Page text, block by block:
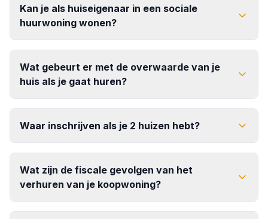
Kan je als huiseigenaar in een sociale
huurwoning wonen?
Wat gebeurt er met de overwaarde van je
huis als je gaat huren?
Waar inschrijven als je 2 huizen hebt?
Wat zijn de fiscale gevolgen van het
verhuren van je koopwoning?